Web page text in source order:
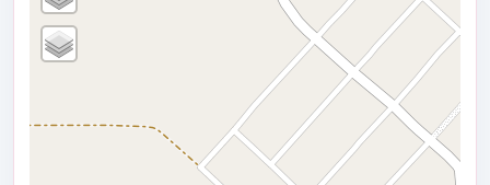
Regulasi
KEPALA DUSUN
Tidak Ada di Kantor
DENI TRIWULANDARI